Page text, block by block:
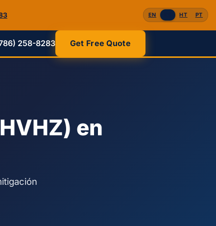
EN HT PT
258-8283 Get Free Quote
en